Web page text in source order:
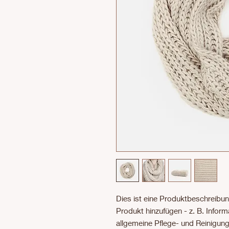
Dies ist eine
Produkt hinzufügen - z. B.
allgemeine Pflege- und